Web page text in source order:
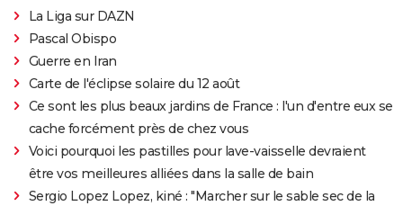
La Liga sur DAZN
Pascal Obispo
Guerre en Iran
Carte de l'éclipse solaire du 12 août
Ce sont les plus beaux jardins de France : l'un d'entre eux se
cache forcément près de chez vous
Voici pourquoi les pastilles pour lave-vaisselle devraient
être vos meilleures alliées dans la salle de bain
Sergio Lopez Lopez, kiné : "Marcher sur le sable sec de la